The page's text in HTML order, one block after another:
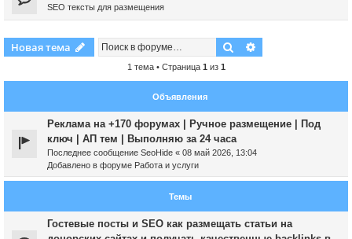
SEO тексты для размещения
Новая тема Поиск
1 тема • Страница 1 из 1
Объявления
Реклама на +170 форумах | Ручное размещение | Под
ключ | АП тем | Выполняю за 24 часа
Последнее сообщение SeoHide « 08 май 2026, 13:04
Добавлено в форуме Работа и услуги
Темы
Гостевые посты и SEO как размещать статьи на